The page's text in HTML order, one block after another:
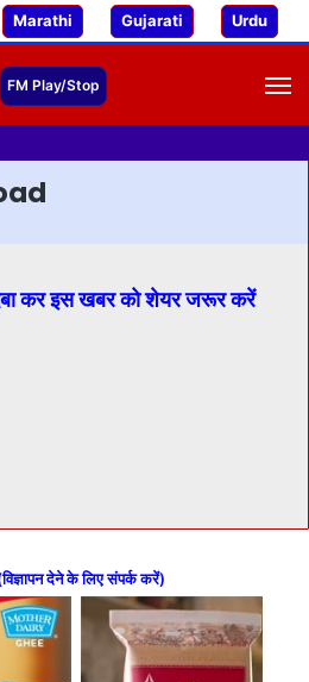
Marathi Gujarati Urdu
कर इस खबर को शेयर जरूर करें
देने के लिए संपर्क करें)